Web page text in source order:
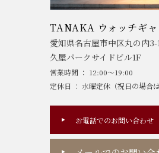
TANAKA ウォッチギ
愛知県名古屋市中区丸の内3-
久屋パークサイドビル1F
営業時間 ： 12:00～19:00
定休日 ： 水曜定休（祝日の場合は
お電話でのお問い合わせ